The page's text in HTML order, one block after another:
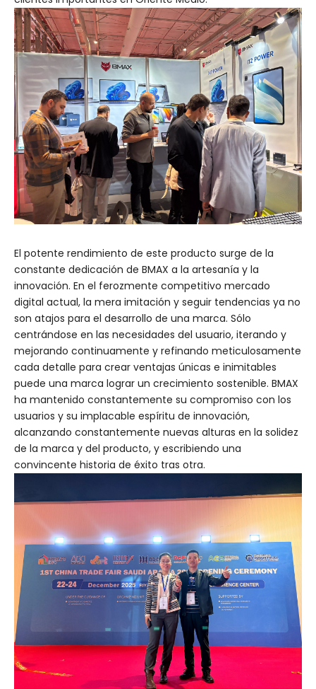
El potente rendimiento de este producto surge de la
constante dedicación de BMAX a la artesanía y la
innovación. En el ferozmente competitivo mercado
digital actual, la mera imitación y seguir tendencias ya no
son atajos para el desarrollo de una marca. Sólo
centrándose en las necesidades del usuario, iterando y
mejorando continuamente y refinando meticulosamente
cada detalle para crear ventajas únicas e inimitables
puede una marca lograr un crecimiento sostenible. BMAX
ha mantenido constantemente su compromiso con los
usuarios y su implacable espíritu de innovación,
alcanzando constantemente nuevas alturas en la solidez
de la marca y del producto, y escribiendo una
convincente historia de éxito tras otra.